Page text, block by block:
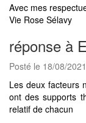
Avec mes
Vie Rose Sélavy
réponse à
Posté le 18/08/
Les deux facteurs
ont des supports
relatif de chacun